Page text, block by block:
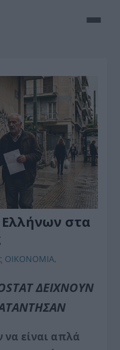
στα
ΟΙΚΟΝΟΜΙΑ,
ΔΕΙΧΝΟΥΝ
να είναι απλά